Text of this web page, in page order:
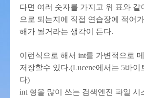
다면 여러 숫자를 가지고 위 표와 같
으로 되는지에 직접 연습장에 적어
해가 될거라는 생각이 든다.
이런식으로 해서 int를 가변적으로
저장할수 있다.(Lucene에서는 5바
다)
int 형을 많이 쓰는 검색엔진 파일 시